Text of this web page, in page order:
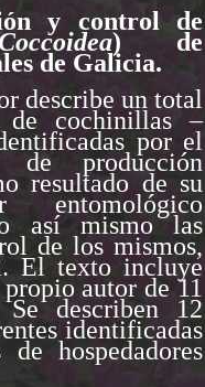
y control de
) de
de Galicia.
describe un total
de cochinillas –
por el
producción
resultado de su
así mismo las
de los mismos,
El texto incluye
autor de 11
describen 12
identificadas
hospedadores